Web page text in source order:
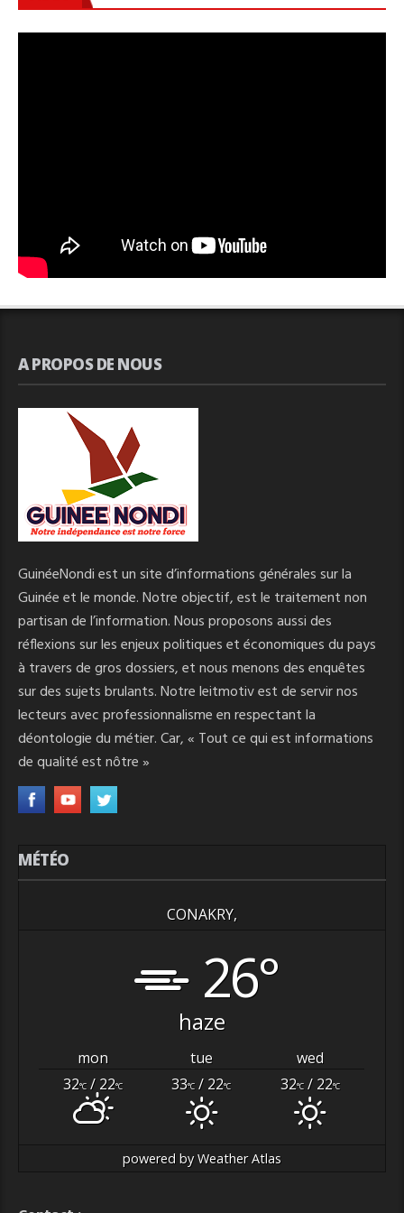
A PROPOS DE NOUS
GuinéeNondi est un site d’informations générales sur la
Guinée et le monde. Notre objectif, est le traitement non
partisan de l’information. Nous proposons aussi des
réflexions sur les enjeux politiques et économiques du pays
à travers de gros dossiers, et nous menons des enquêtes
sur des sujets brulants. Notre leitmotiv est de servir nos
lecteurs avec professionnalisme en respectant la
déontologie du métier. Car, « Tout ce qui est informations
de qualité est nôtre »
MÉTÉO
CONAKRY,
26°
haze
mon tue
wed
32°C / 22°C 33°C / 22°C 32°C/ 22°C
powered byWeather Atlas